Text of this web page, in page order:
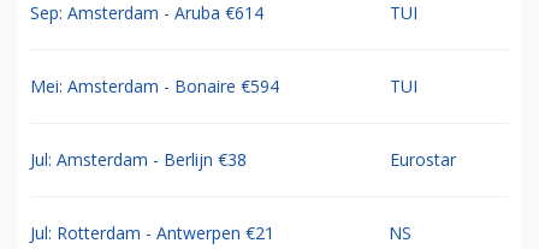
Sep: Amsterdam - Aruba €614 TUI
Mei: Amsterdam - Bonaire €594 TUI
Jul: Amsterdam - Berlijn €38 Eurostar
Jul: Rotterdam - Antwerpen €21 NS